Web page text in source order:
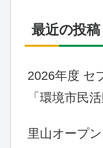
最近の投稿
2026年度 セ
「環境市民
里山オープ